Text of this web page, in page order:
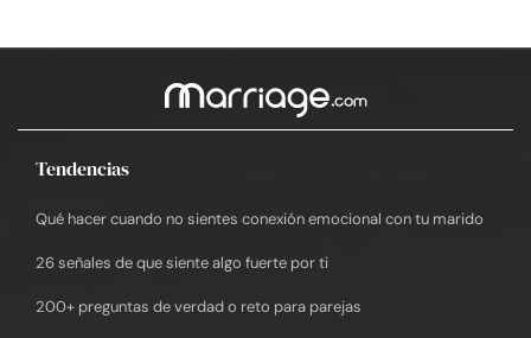
Tendencias
Qué hacer cuando no sientes conexión emocional con tu marido
26 señales de que siente algo fuerte por ti
200+ preguntas de verdad o reto para parejas